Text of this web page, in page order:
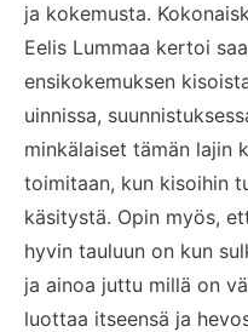
ja kokemusta.
Eelis Lummaa kertoi
ensikokemuksen
uinnissa,
minkälaiset tämän lajin
toimitaan, kun kisoihin
käsitystä. Opin myös,
hyvin tauluun on kun
ja ainoa juttu millä on
luottaa itseensä ja